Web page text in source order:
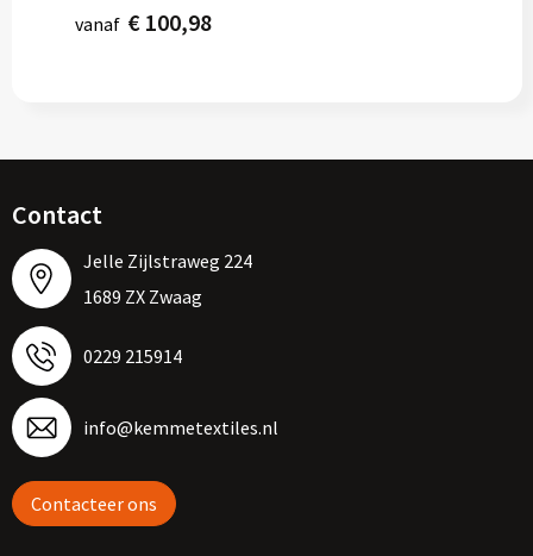
vanaf € 100,98
Contact
Jelle Zijlstraweg 224
1689 ZX Zwaag
0229 215914
info@kemmetextiles.nl
Contacteer ons